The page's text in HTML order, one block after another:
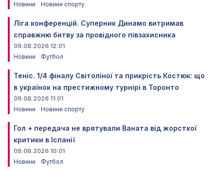
Новини
Новини спорту
Ліга конференцій. Суперник Динамо витримав
справжню битву за провідного півзахисника
09.08.2026 12:01
Новини
Футбол
Теніс. 1/4 фіналу Світоліної та прикрість Костюк: що
в українок на престижному турнірі в Торонто
09.08.2026 11:01
Новини
Новини спорту
Гол + передача не врятували Ваната від жорсткої
критики в Іспанії
09.08.2026 10:01
Новини
Футбол